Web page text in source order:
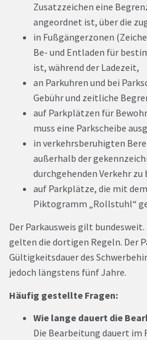
Zusatzzeichen eine
angeordnet ist, über die
in Fußgängerzonen
Be- und Entladen für
ist, während der Ladezeit,
an Parkuhren und bei
Gebühr und zeitliche
auf Parkplätzen für
muss eine Parkscheibe
in verkehrsberuhigten
außerhalb der
durchgehenden Verkehr zu
auf Parkplätze, die mit
Piktogramm „Rollstuhl“
Der Parkausweis gilt
gelten die dortigen Regeln. Der
Gültigkeitsdauer des
jedoch längstens fünf Jahre.
Häufig gestellte Fragen:
Wie lange dauert die
Die Bearbeitung dauert